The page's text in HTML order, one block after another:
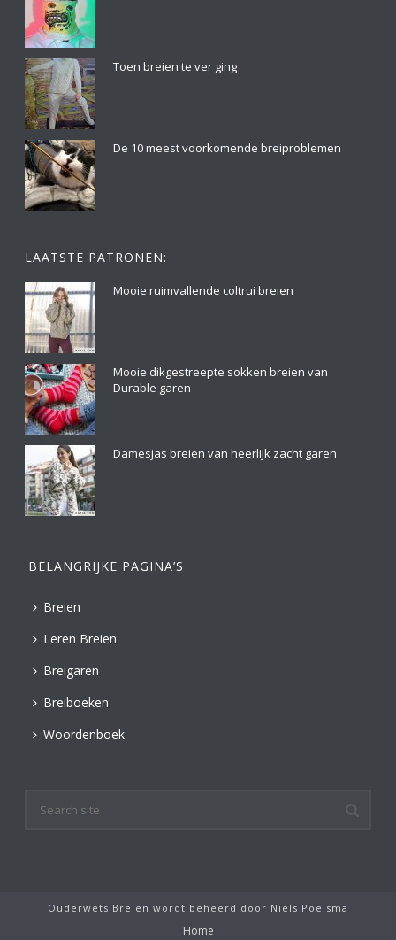
Toen breien te ver ging
De 10 meest voorkomende breiproblemen
LAATSTE PATRONEN:
Mooie ruimvallende coltrui breien
Mooie dikgestreepte sokken breien van
Durable garen
Damesjas breien van heerlijk zacht garen
BELANGRIJKE PAGINA’S
Breien
Leren Breien
Breigaren
Breiboeken
Woordenboek
Ouderwets Breien wordt beheerd door Niels Poelsma
Home